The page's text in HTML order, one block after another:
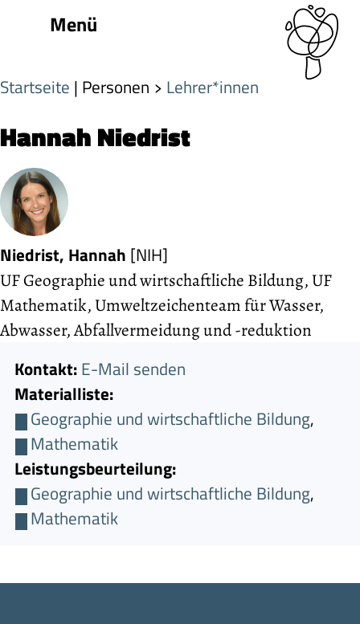
Menü
Startseite | Personen Lehrer*innen
Hannah Niedrist
Niedrist, Hannah [NIH]
UF Geographie und wirtschaftliche Bildung, UF
Mathematik, Umweltzeichenteam für Wasser,
Abwasser, Abfallvermeidung und -reduktion
Kontakt:E-Mail senden
Materialliste:
Geographie und wirtschaftliche Bildung,
Mathematik
Leistungsbeurteilung:
Geographie und wirtschaftliche Bildung,
Mathematik